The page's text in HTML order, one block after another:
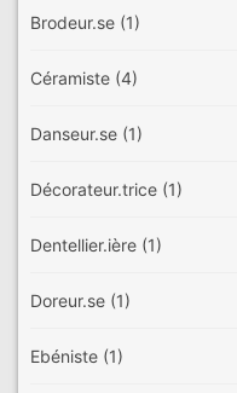
Brodeur.se (1)
Céramiste (4)
Danseur.se (1)
Décorateur.trice (1)
Dentellier.ière (1)
Doreur.se (1)
Ebéniste (1)